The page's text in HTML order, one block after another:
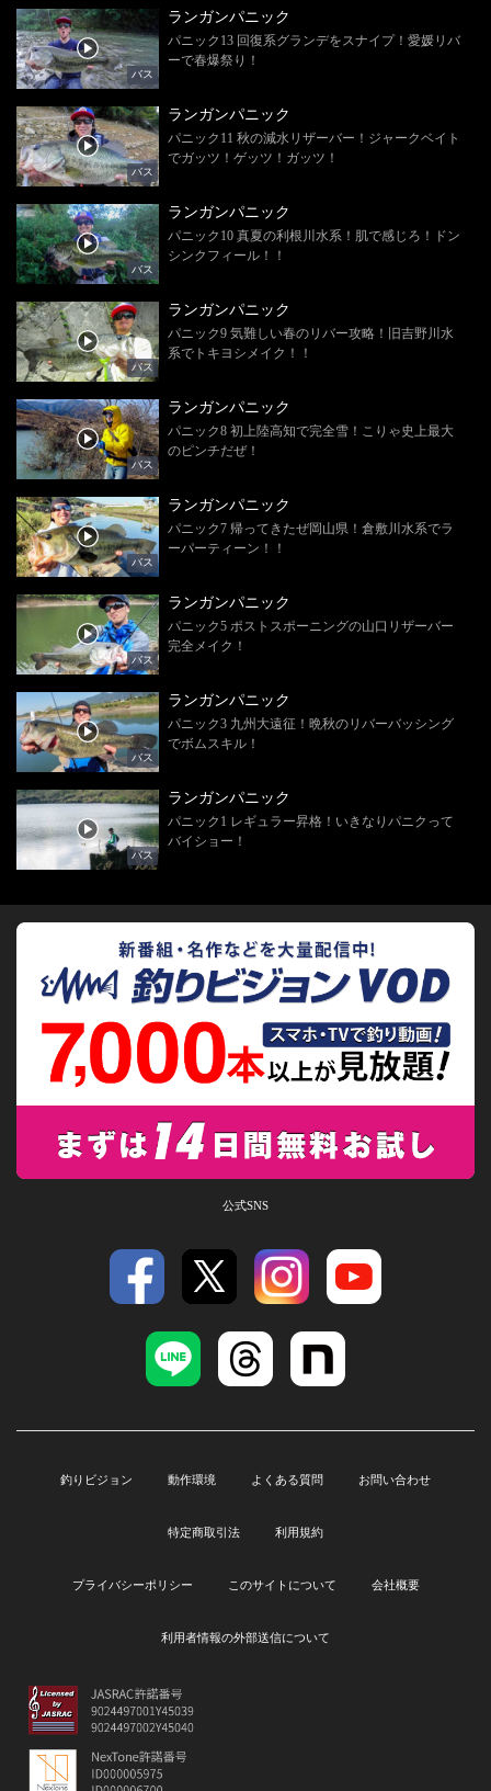
バス
ランガンパニック
パニック13 回復系グランデをスナイプ！愛媛リバ
ーで春爆祭り！
バス
ランガンパニック
パニック11 秋の減水リザーバー！ジャークベイト
でガッツ！ゲッツ！ガッツ！
バス
ランガンパニック
パニック10 真夏の利根川水系！肌で感じろ！ドン
シンクフィール！！
バス
ランガンパニック
パニック9 気難しい春のリバー攻略！旧吉野川水
系でトキヨシメイク！！
バス
ランガンパニック
パニック8 初上陸高知で完全雪！こりゃ史上最大
のピンチだぜ！
バス
ランガンパニック
パニック7 帰ってきたぜ岡山県！倉敷川水系でラ
ーパーティーン！！
バス
ランガンパニック
パニック5 ポストスポーニングの山口リザーバー
完全メイク！
バス
ランガンパニック
パニック3 九州大遠征！晩秋のリバーバッシング
でボムスキル！
バス
ランガンパニック
パニック1 レギュラー昇格！いきなりパニクって
バイショー！
公式SNS
釣りビジョン 動作環境 よくある質問 お問い合わせ
特定商取引法 利用規約
プライバシーポリシー このサイトについて 会社概要
利用者情報の外部送信について